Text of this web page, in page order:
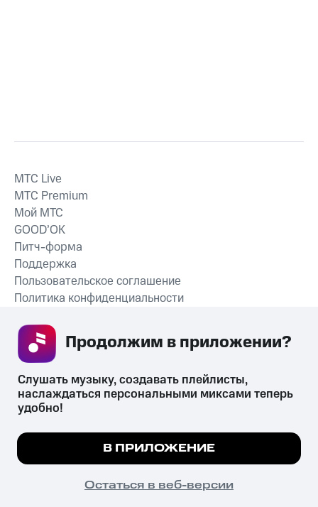
СКАЧАТЬ ПРИЛОЖЕНИЕ
MTС Live
MTС Premium
Мой МТС
GOOD’OK
Питч-форма
Поддержка
Пользовательское соглашение
Политика конфиденциальности
психотропных веществ, их аналогов причиняет вред здоровью,
их незаконный оборот запрещён и влечёт установленную
законодательством ответственность.
© 2026 ООО «КИОН».
Все права защищены
Мы используем куки, чтобы на сайте все
Подробнее
ПОНЯТНО
Слушать музыку, создавать плейлисты,
наслаждаться персональными миксами теперь
удобно!
В ПРИЛОЖЕНИЕ
Остаться в веб-версии